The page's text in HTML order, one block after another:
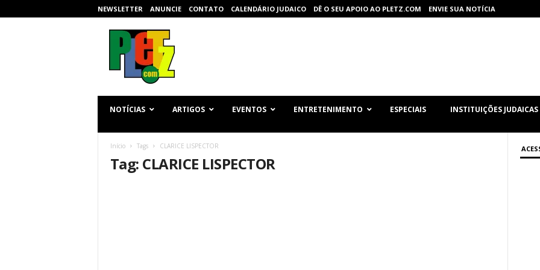
NEWSLETTER ANUNCIE CONTATO CALENDÁRIO JUDAICO DÊ O SEU APOIO AO PLETZ.COM ENVIE SUA NOTÍCIA
NOTÍCIAS ARTIGOS EVENTOS ENTRETENIMENTO ESPECIAIS INSTITUIÇÕES JUDAICAS
Início Tags CLARICE LISPECTOR
Tag: CLARICE LISPECTOR